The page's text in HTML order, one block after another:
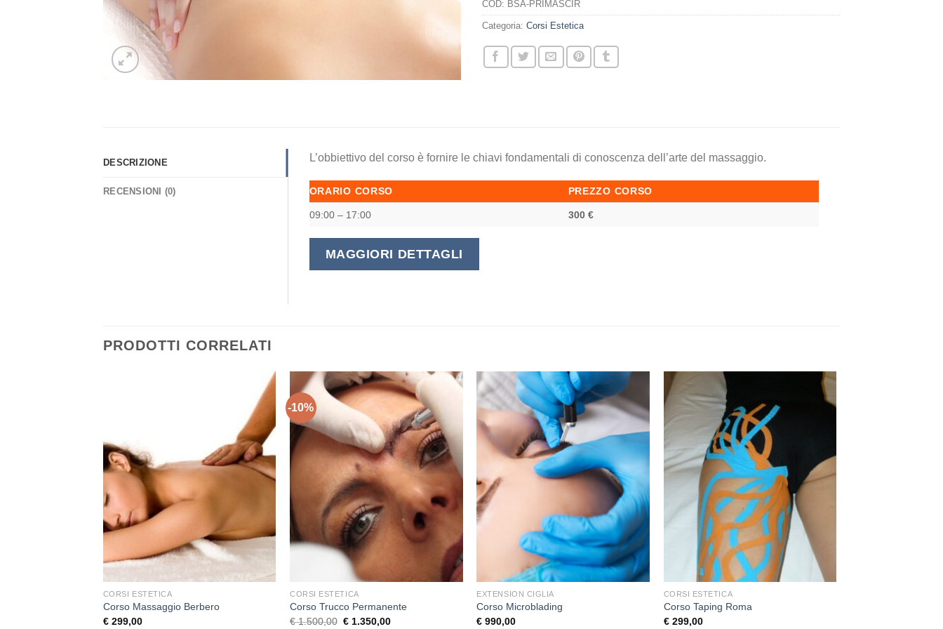
COD: BSA-PRIMASCIR
Categoria: Corsi Estetica
DESCRIZIONE
RECENSIONI (0)
L’obbiettivo del corso è fornire le chiavi fondamentali di conoscenza dell’arte del massaggio.
ORARIO CORSO PREZZO CORSO
09:00 – 17:00 300 €
MAGGIORI DETTAGLI
PRODOTTI CORRELATI
CORSI ESTETICA
Corso Massaggio Berbero
€299,00
-10%
CORSI ESTETICA
Corso Trucco Permanente
€1.500,00 Il
€ 1.350,00Il
EXTENSION CIGLIA
Corso Microblading
€ 990,00
CORSI ESTETICA
Corso Taping Roma
€299,00